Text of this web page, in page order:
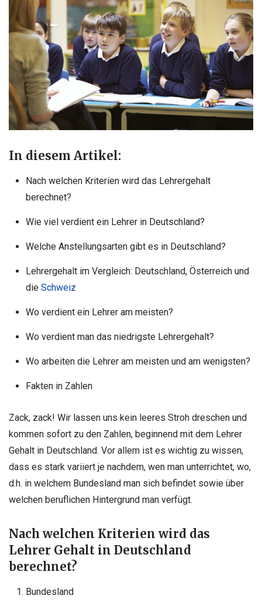
In diesem Artikel:
Nach welchen Kriterien wird das Lehrergehalt
berechnet?
Wie viel verdient ein Lehrer in Deutschland?
Welche Anstellungsarten gibt es in Deutschland?
Lehrergehalt im Vergleich: Deutschland, Österreich und
die Schweiz
Wo verdient ein Lehrer am meisten?
Wo verdient man das niedrigste Lehrergehalt?
Wo arbeiten die Lehrer am meisten und am wenigsten?
Fakten in Zahlen
Zack, zack! Wir lassen uns kein leeres Stroh dreschen und
kommen sofort zu den Zahlen, beginnend mit dem Lehrer
Gehalt in Deutschland. Vor allem ist es wichtig zu wissen,
dass es stark variiert je nachdem, wen man unterrichtet, wo,
d.h. in welchem Bundesland man sich befindet sowie über
welchen beruflichen Hintergrund man verfügt.
Nach welchen Kriterien wird das
Lehrer Gehalt in Deutschland
berechnet?
Bundesland